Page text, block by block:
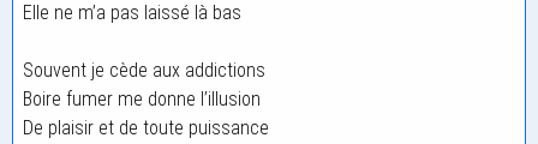
Elle ne m’a pas laissé là bas
Souvent je cède aux addictions
Boire fumer me donne l’illusion
De plaisir et de toute puissance